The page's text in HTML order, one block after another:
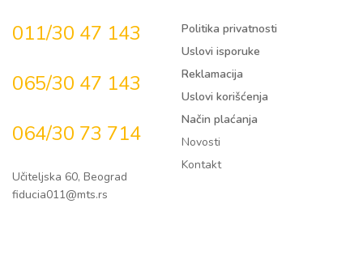
011/30 47 143
065/30 47 143
064/30 73 714
Učiteljska 60, Beograd
fiducia011@mts.rs
Politika privatnosti
Uslovi isporuke
Reklamacija
Uslovi korišćenja
Način plaćanja
Novosti
Kontakt